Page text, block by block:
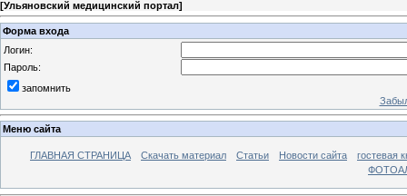
[Ульяновский медицинский портал]
Форма входа
Логин:
Пароль:
запомнить
Меню сайта
ГЛАВНАЯ СТРАНИЦА Скачать материал Статьи Новости сайта
гостевая